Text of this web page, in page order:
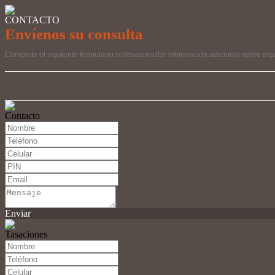
CONTACTO
Envíenos su consulta
Complete el siguiente formulario si desea recibir información adicional sobre
Contacto
Enviar
Tasaciones